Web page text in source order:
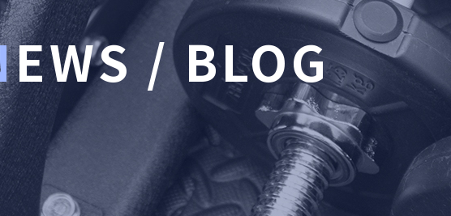
NEWS / BLOG